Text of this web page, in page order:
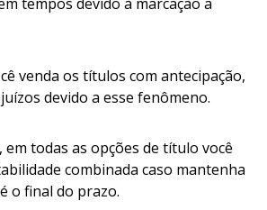
venda os títulos com antecipação,
devido a esse fenômeno.
todas as opções de título você
combinada caso mantenha
o final do prazo.